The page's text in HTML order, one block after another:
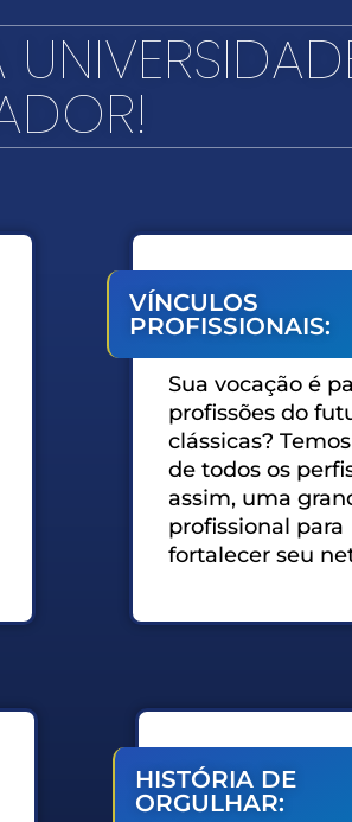
VÍNCULOS
PROFISSIONAIS:
Sua vocação é
profissões do
clássicas?
de todos os
assim, uma
profissional para
fortalecer seu
HISTÓRIA DE
ORGULHAR: